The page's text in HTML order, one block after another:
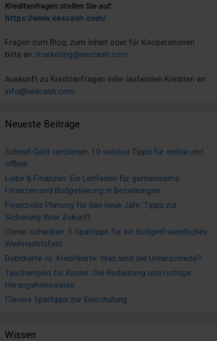
Kreditanfragen stellen Sie auf:
https://www.vexcash.com/
Fragen zum Blog, zum Inhalt oder für Kooperationen
bitte an: marketing@vexcash.com
Auskunft zu Kreditanfragen oder laufenden Krediten an:
info@vexcash.com
Neueste Beiträge
Schnell Geld verdienen: 10 seriöse Tipps für online und
offline
Liebe & Finanzen: Ein Leitfaden für gemeinsame
Finanzen und Budgetierung in Beziehungen
Finanzielle Planung für das neue Jahr: Tipps zur
Sicherung Ihrer Zukunft
Clever schenken: 5 Spartipps für ein budgetfreundliches
Weihnachtsfest
Debitkarte vs. Kreditkarte: Was sind die Unterschiede?
Taschengeld für Kinder: Die Bedeutung und richtige
Herangehensweise
Clevere Spartipps zur Einschulung
Wissen